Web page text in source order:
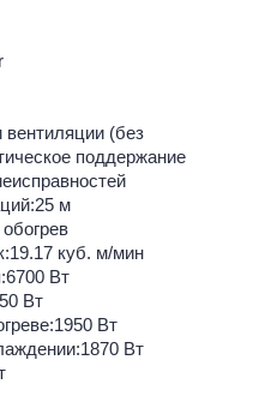
(без
поддержание
м
куб. м/мин
Вт
Вт
Вт
Вт